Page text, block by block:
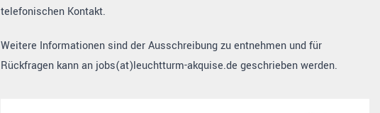
telefonischen Kontakt.
Weitere Informationen sind der Ausschreibung zu entnehmen und für
Rückfragen kann an jobs(at)leuchtturm-akquise.de geschrieben werden.